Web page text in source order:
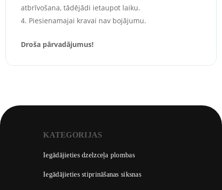
atbrīvošana, tādējādi ietaupot laiku.
Piesienamajai kravai nav bojājumu.
Droša pārvadājumus!
KATEGORIJAS
Iegādājieties dzelzceļa plombas
Iegādājieties stiprināšanas siksnas